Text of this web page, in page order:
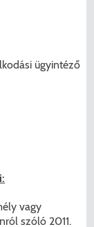
ügyintéző
vagy
szóló 2011.